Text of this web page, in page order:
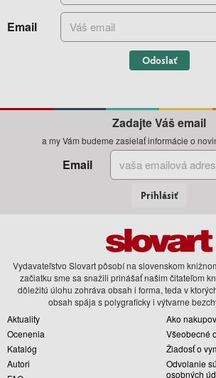
Email
Odoslať
Zadajte Váš email
a my Vám budeme zasielať informácie o
Email
Prihlásiť
Vydavateľstvo Slovart pôsobí na slovenskom
začiatku sme sa snažili prinášať našim čitateľom
dôležitú úlohu zohráva obsah i forma, teda v
obsah spája s polygraficky i výtvarne
Aktuality
Ocenenia
Katalóg
Autori
Ako
Všeobecné
Žiadosť o
Odvolanie
osobných